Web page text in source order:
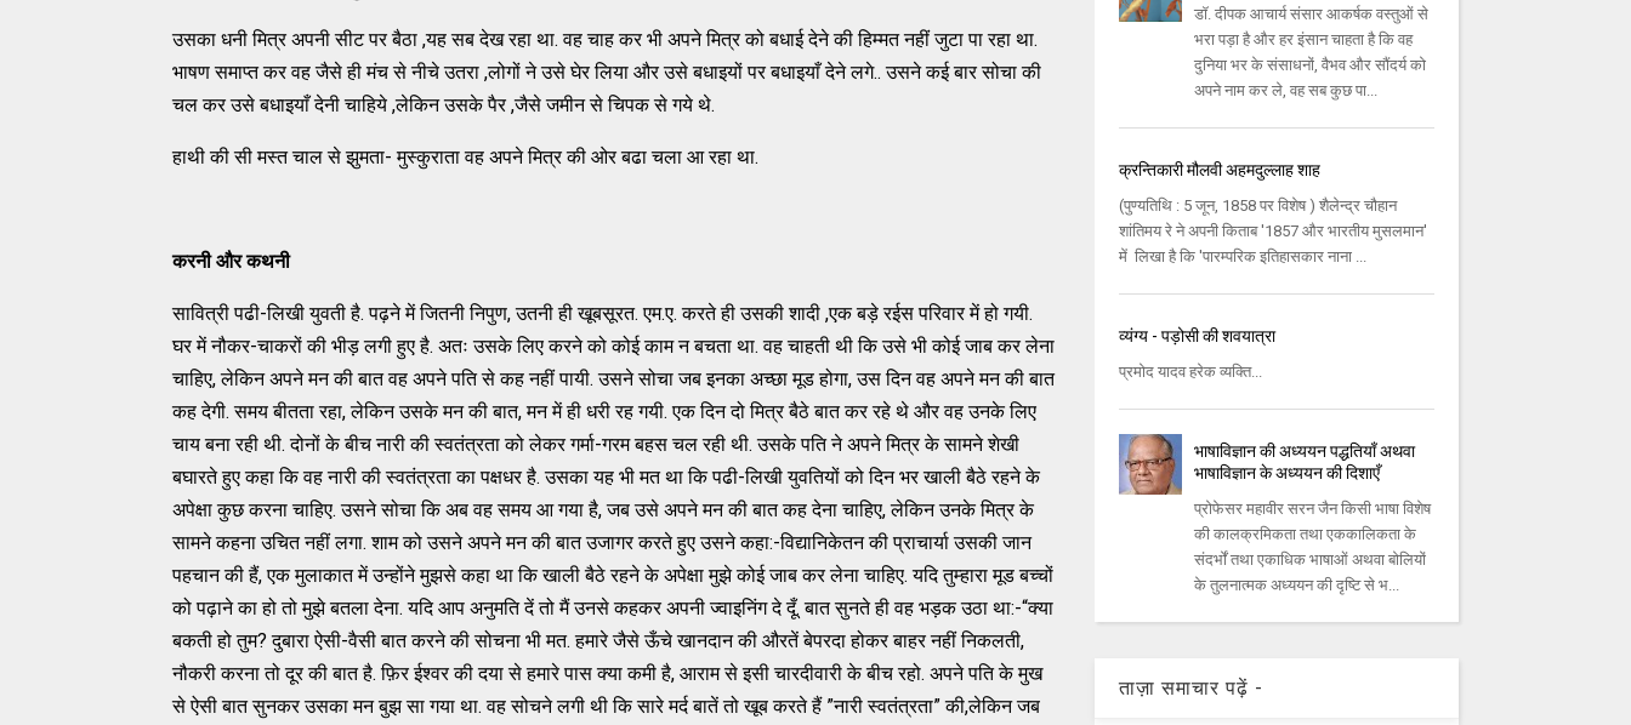
उसका धनी मित्र अपनी सीट पर बैठा ,यह सब देख रहा था. वह चाह कर भी अपने मित्र को बधाई देने की हिम्मत नहीं जुटा पा रहा था.
भाषण समाप्त कर वह जैसे ही मंच से नीचे उतरा ,लोगों ने उसे घेर लिया और उसे बधाइयों पर बधाइयाँ देने लगे.. उसने कई बार सोचा की
चल कर उसे बधाइयाँ देनी चाहिये ,लेकिन उसके पैर ,जैसे जमीन से चिपक से गये थे.
हाथी की सी मस्त चाल से झुमता- मुस्कुराता वह अपने मित्र की ओर बढा चला आ रहा था.
करनी और कथनी
सावित्री पढी-लिखी युवती है. पढ़ने में जितनी निपुण, उतनी ही खूबसूरत. एम.ए. करते ही उसकी शादी ,एक बड़े रईस परिवार में हो गयी.
घर में नौकर-चाकरों की भीड़ लगी हुए है. अतः उसके लिए करने को कोई काम न बचता था. वह चाहती थी कि उसे भी कोई जाब कर लेना
चाहिए, लेकिन अपने मन की बात वह अपने पति से कह नहीं पायी. उसने सोचा जब इनका अच्छा मूड होगा, उस दिन वह अपने मन की बात
कह देगी. समय बीतता रहा, लेकिन उसके मन की बात, मन में ही धरी रह गयी. एक दिन दो मित्र बैठे बात कर रहे थे और वह उनके लिए
चाय बना रही थी. दोनों के बीच नारी की स्वतंत्रता को लेकर गर्मा-गरम बहस चल रही थी. उसके पति ने अपने मित्र के सामने शेखी
बघारते हुए कहा कि वह नारी की स्वतंत्रता का पक्षधर है. उसका यह भी मत था कि पढी-लिखी युवतियों को दिन भर खाली बैठे रहने के
अपेक्षा कुछ करना चाहिए. उसने सोचा कि अब वह समय आ गया है, जब उसे अपने मन की बात कह देना चाहिए, लेकिन उनके मित्र के
सामने कहना उचित नहीं लगा. शाम को उसने अपने मन की बात उजागर करते हुए उसने कहा:-विद्यानिकेतन की प्राचार्या उसकी जान
पहचान की हैं, एक मुलाकात में उन्होंने मुझसे कहा था कि खाली बैठे रहने के अपेक्षा मुझे कोई जाब कर लेना चाहिए. यदि तुम्हारा मूड बच्चों
को पढ़ाने का हो तो मुझे बतला देना. यदि आप अनुमति दें तो मैं उनसे कहकर अपनी ज्वाइनिंग दे दूँ. बात सुनते ही वह भड़क उठा था:-“क्या
बकती हो तुम? दुबारा ऐसी-वैसी बात करने की सोचना भी मत. हमारे जैसे ऊँचे खानदान की औरतें बेपरदा होकर बाहर नहीं निकलती,
नौकरी करना तो दूर की बात है. फ़िर ईश्वर की दया से हमारे पास क्या कमी है, आराम से इसी चारदीवारी के बीच रहो. अपने पति के मुख
से ऐसी बात सुनकर उसका मन बुझ सा गया था. वह सोचने लगी थी कि सारे मर्द बातें तो खूब करते हैं ”नारी स्वतंत्रता” की,लेकिन जब
डॉ. दीपक आचार्य संसार आकर्षक वस्तुओं से
भरा पड़ा है और हर इंसान चाहता है कि वह
दुनिया भर के संसाधनों, वैभव और सौंदर्य को
अपने नाम कर ले, वह सब कुछ पा...
क्रन्तिकारी मौलवी अहमदुल्लाह शाह
(पुण्यतिथि : 5 जून, 1858 पर विशेष ) शैलेन्द्र चौहान
शांतिमय रे ने अपनी किताब '1857 और भारतीय मुसलमान'
में लिखा है कि 'पारम्परिक इतिहासकार नाना ...
व्यंग्य - पड़ोसी की शवयात्रा
प्रमोद यादव हरेक व्यक्ति...
भाषाविज्ञान की अध्ययन पद्धतियाँ अथवा
भाषाविज्ञान के अध्ययन की दिशाएँ
प्रोफेसर महावीर सरन जैन किसी भाषा विशेष
की कालक्रमिकता तथा एककालिकता के
संदर्भों तथा एकाधिक भाषाओं अथवा बोलियों
के तुलनात्मक अध्ययन की दृष्टि से भ...
ताज़ा समाचार पढ़ें -